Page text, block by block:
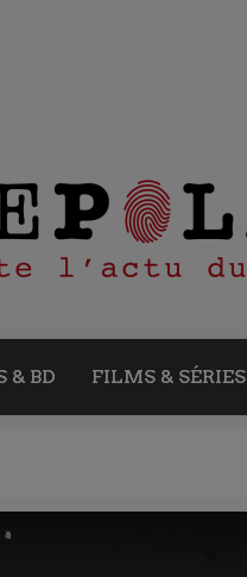
& BD FILMS & SÉRIES